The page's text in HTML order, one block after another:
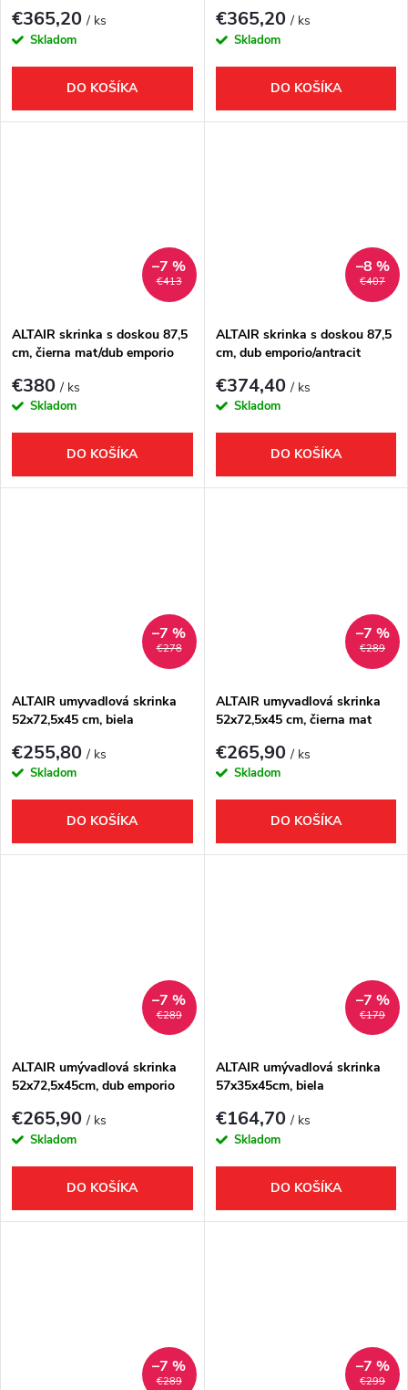
€365,20/ ks
Skladom
DO KOŠÍKA
€365,20/ ks
Skladom
DO KOŠÍKA
€413
–7 %
ALTAIR skrinka s doskou 87,5
cm, čierna mat/dub emporio
€380/ ks
Skladom
DO KOŠÍKA
€407
–8 %
ALTAIR skrinka s doskou 87,5
cm, dub emporio/antracit
€374,40/ ks
Skladom
DO KOŠÍKA
€278
–7 %
ALTAIR umyvadlová skrinka
52x72,5x45 cm, biela
€255,80/ ks
Skladom
DO KOŠÍKA
€289
–7 %
ALTAIR umyvadlová skrinka
52x72,5x45 cm, čierna mat
€265,90/ ks
Skladom
DO KOŠÍKA
€289
–7 %
ALTAIR umývadlová skrinka
52x72,5x45cm, dub emporio
€265,90/ ks
Skladom
DO KOŠÍKA
€179
–7 %
ALTAIR umývadlová skrinka
57x35x45cm, biela
€164,70/ ks
Skladom
DO KOŠÍKA
€289
–7 %
€299
–7 %